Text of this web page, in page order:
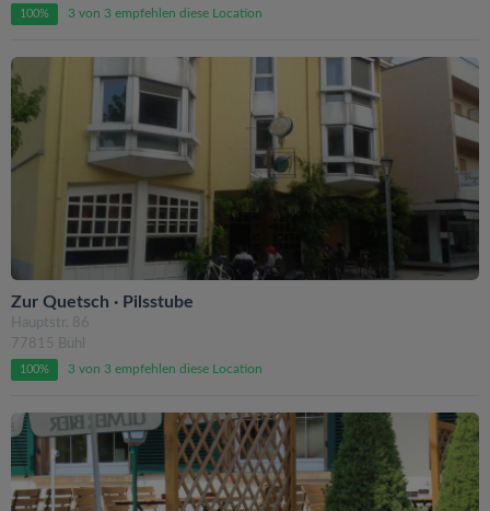
100% 3 von 3 empfehlen diese Location
Zur Quetsch · Pilsstube
Hauptstr. 86
77815 Bühl
100% 3 von 3 empfehlen diese Location